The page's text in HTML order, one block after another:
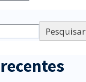
Pesquisar